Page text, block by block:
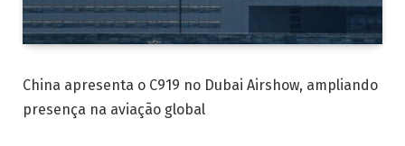
China apresenta o C919 no Dubai Airshow, ampliando
presença na aviação global